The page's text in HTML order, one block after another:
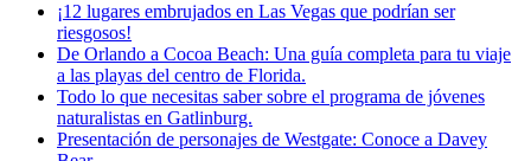
¡12 lugares embrujados en Las Vegas que podrían ser
riesgosos!
De Orlando a Cocoa Beach: Una guía completa para tu viaje
a las playas del centro de Florida.
Todo lo que necesitas saber sobre el programa de jóvenes
naturalistas en Gatlinburg.
Presentación de personajes de Westgate: Conoce a Davey